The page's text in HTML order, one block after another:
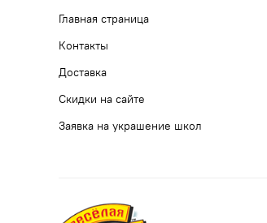
Главная страница
Контакты
Доставка
Скидки на сайте
Заявка на украшение школ